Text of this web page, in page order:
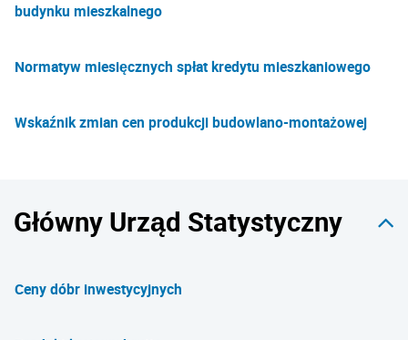
budynku mieszkalnego
Normatyw miesięcznych spłat kredytu mieszkaniowego
Wskaźnik zmian cen produkcji budowlano-montażowej
Główny Urząd Statystyczny
Ceny dóbr inwestycyjnych